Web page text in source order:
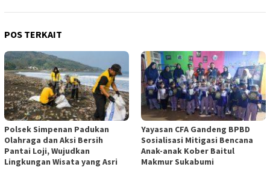
POS TERKAIT
Polsek Simpenan Padukan
Olahraga dan Aksi Bersih
Pantai Loji, Wujudkan
Lingkungan Wisata yang Asri
Yayasan CFA Gandeng BPBD
Sosialisasi Mitigasi Bencana
Anak-anak Kober Baitul
Makmur Sukabumi